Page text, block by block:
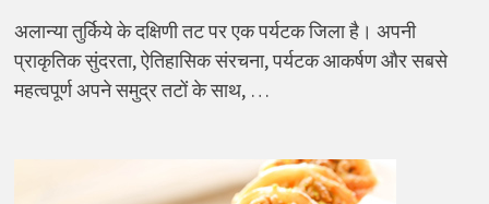
अलान्या तुर्किये के दक्षिणी तट पर एक पर्यटक जिला है। अपनी
प्राकृतिक सुंदरता, ऐतिहासिक संरचना, पर्यटक आकर्षण और सबसे
महत्वपूर्ण अपने समुद्र तटों के साथ, …